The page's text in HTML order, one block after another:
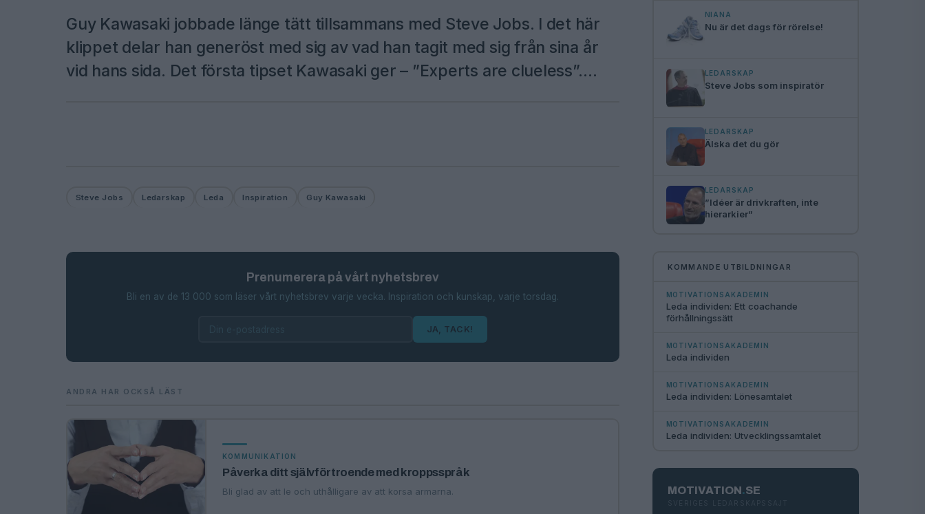
Guy Kawasaki jobbade länge tätt tillsammans med Steve Jobs. I det här
klippet delar han generöst med sig av vad han tagit med sig från sina år
vid hans sida. Det första tipset Kawasaki ger – ”Experts are clueless”….
Steve Jobs Ledarskap Leda Inspiration Guy Kawasaki
Prenumerera på vårt nyhetsbrev
Bli en av de 13 000 som läser vårt nyhetsbrev varje vecka. Inspiration och kunskap, varje torsdag.
JA, TACK!
ANDRA HAR OCKSÅ LÄST
KOMMUNIKATION
Påverka ditt självförtroende med kroppsspråk
Bli glad av att le och uthålligare av att korsa armarna.
NIANA
Nu är det dags för rörelse!
LEDARSKAP
Steve Jobs som inspiratör
LEDARSKAP
Älska det du gör
LEDARSKAP
”Idéer är drivkraften, inte
hierarkier”
KOMMANDE UTBILDNINGAR
MOTIVATIONSAKADEMIN
Leda individen: Ett coachande
förhållningssätt
MOTIVATIONSAKADEMIN
Leda individen
MOTIVATIONSAKADEMIN
Leda individen: Lönesamtalet
MOTIVATIONSAKADEMIN
Leda individen: Utvecklingssamtalet
MOTIVATION.SE
SVERIGES LEDARSKAPSSAJT